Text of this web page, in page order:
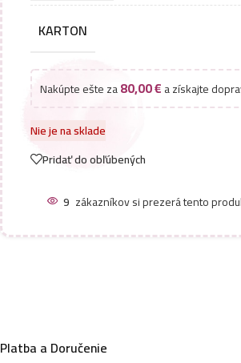
KARTON
Nakúpte ešte za80,00€a získajte
Nie je na sklade
Pridať do obľúbených
9 zákazníkov si prezerá tento
Platba a Doručenie